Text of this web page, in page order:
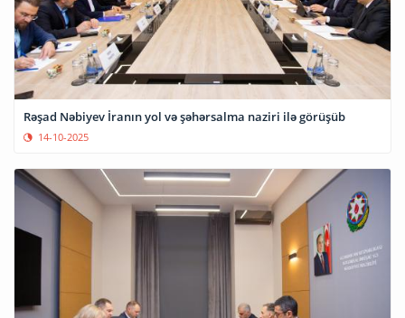
Rəşad Nəbiyev İranın yol və şəhərsalma naziri ilə görüşüb
14-10-2025